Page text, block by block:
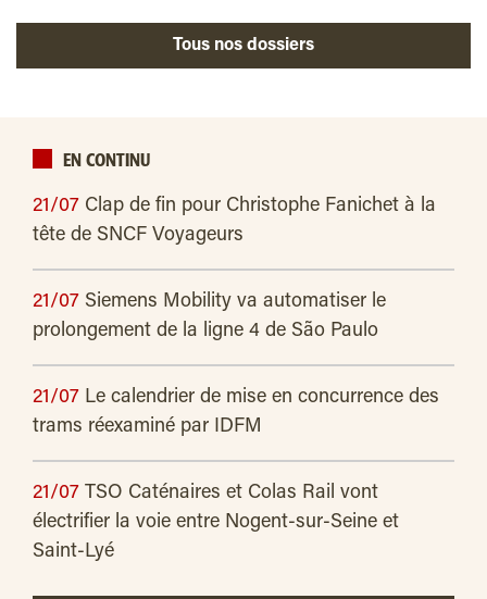
Tous nos dossiers
EN CONTINU
21/07 Clap de fin pour Christophe Fanichet à la
tête de SNCF Voyageurs
21/07 Siemens Mobility va automatiser le
prolongement de la ligne 4 de São Paulo
21/07 Le calendrier de mise en concurrence des
trams réexaminé par IDFM
21/07 TSO Caténaires et Colas Rail vont
électrifier la voie entre Nogent-sur-Seine et
Saint-Lyé